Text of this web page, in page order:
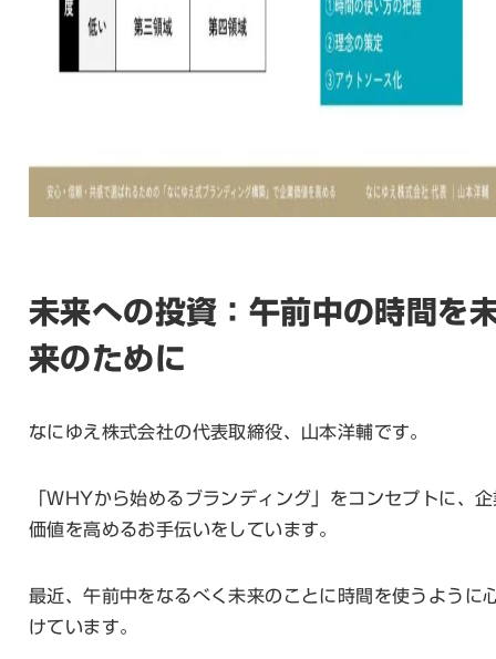
未来への投資：午前中の時間を
来のために
なにゆえ株式会社の代表取締役、山本洋輔です。
「WHYから始めるブランディング」をコンセプトに、
価値を高めるお手伝いをしています。
最近、午前中をなるべく未来のことに時間を使うように
けています。